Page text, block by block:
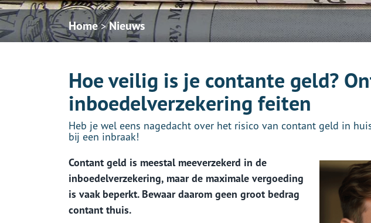
Home > Nieuws
Hoe veilig is je contante geld?
inboedelverzekering feiten
Heb je wel eens nagedacht over het risico van contant geld in
bij een inbraak!
Contant geld is meestal meeverzekerd in de
inboedelverzekering, maar de maximale vergoeding
is vaak beperkt. Bewaar daarom geen groot bedrag
contant thuis.